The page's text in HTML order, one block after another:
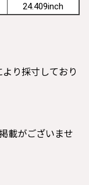
24.409inch
り採寸しており
載がございませ